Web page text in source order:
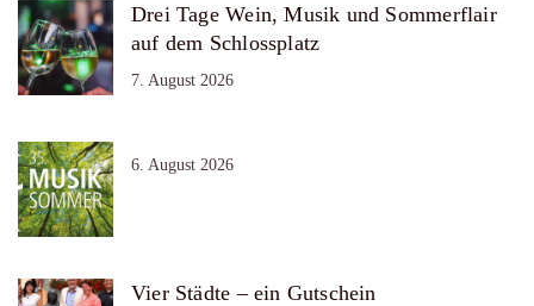
Drei Tage Wein, Musik und Sommerflair
auf dem Schlossplatz
7. August 2026
6. August 2026
Vier Städte – ein Gutschein